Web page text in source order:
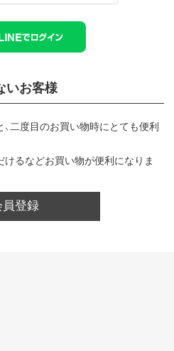
いお客様
二度目のお買い物時にとても便利
るなどお買い物が便利になりま
員登録